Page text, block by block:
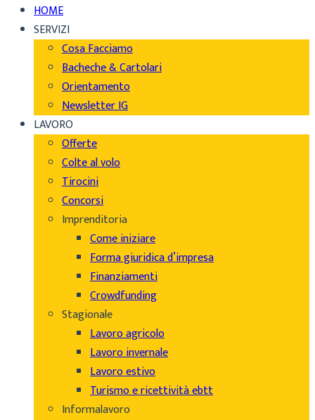
HOME
SERVIZI
Cosa Facciamo
Bacheche & Cartolari
Orientamento
Newsletter IG
LAVORO
Offerte
Colte al volo
Tirocini
Concorsi
Imprenditoria
Come iniziare
Forma giuridica d’impresa
Finanziamenti
Crowdfunding
Stagionale
Lavoro agricolo
Lavoro invernale
Lavoro estivo
Turismo e ricettività ebtt
Informalavoro